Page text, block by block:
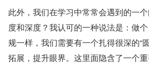
此外，我们在学习中常常会遇到的一
度和深度？我认可的一种说法是：做
规一样，我们需要有一个扎得很深的“
拓展，提升眼界。这里面隐含了一个